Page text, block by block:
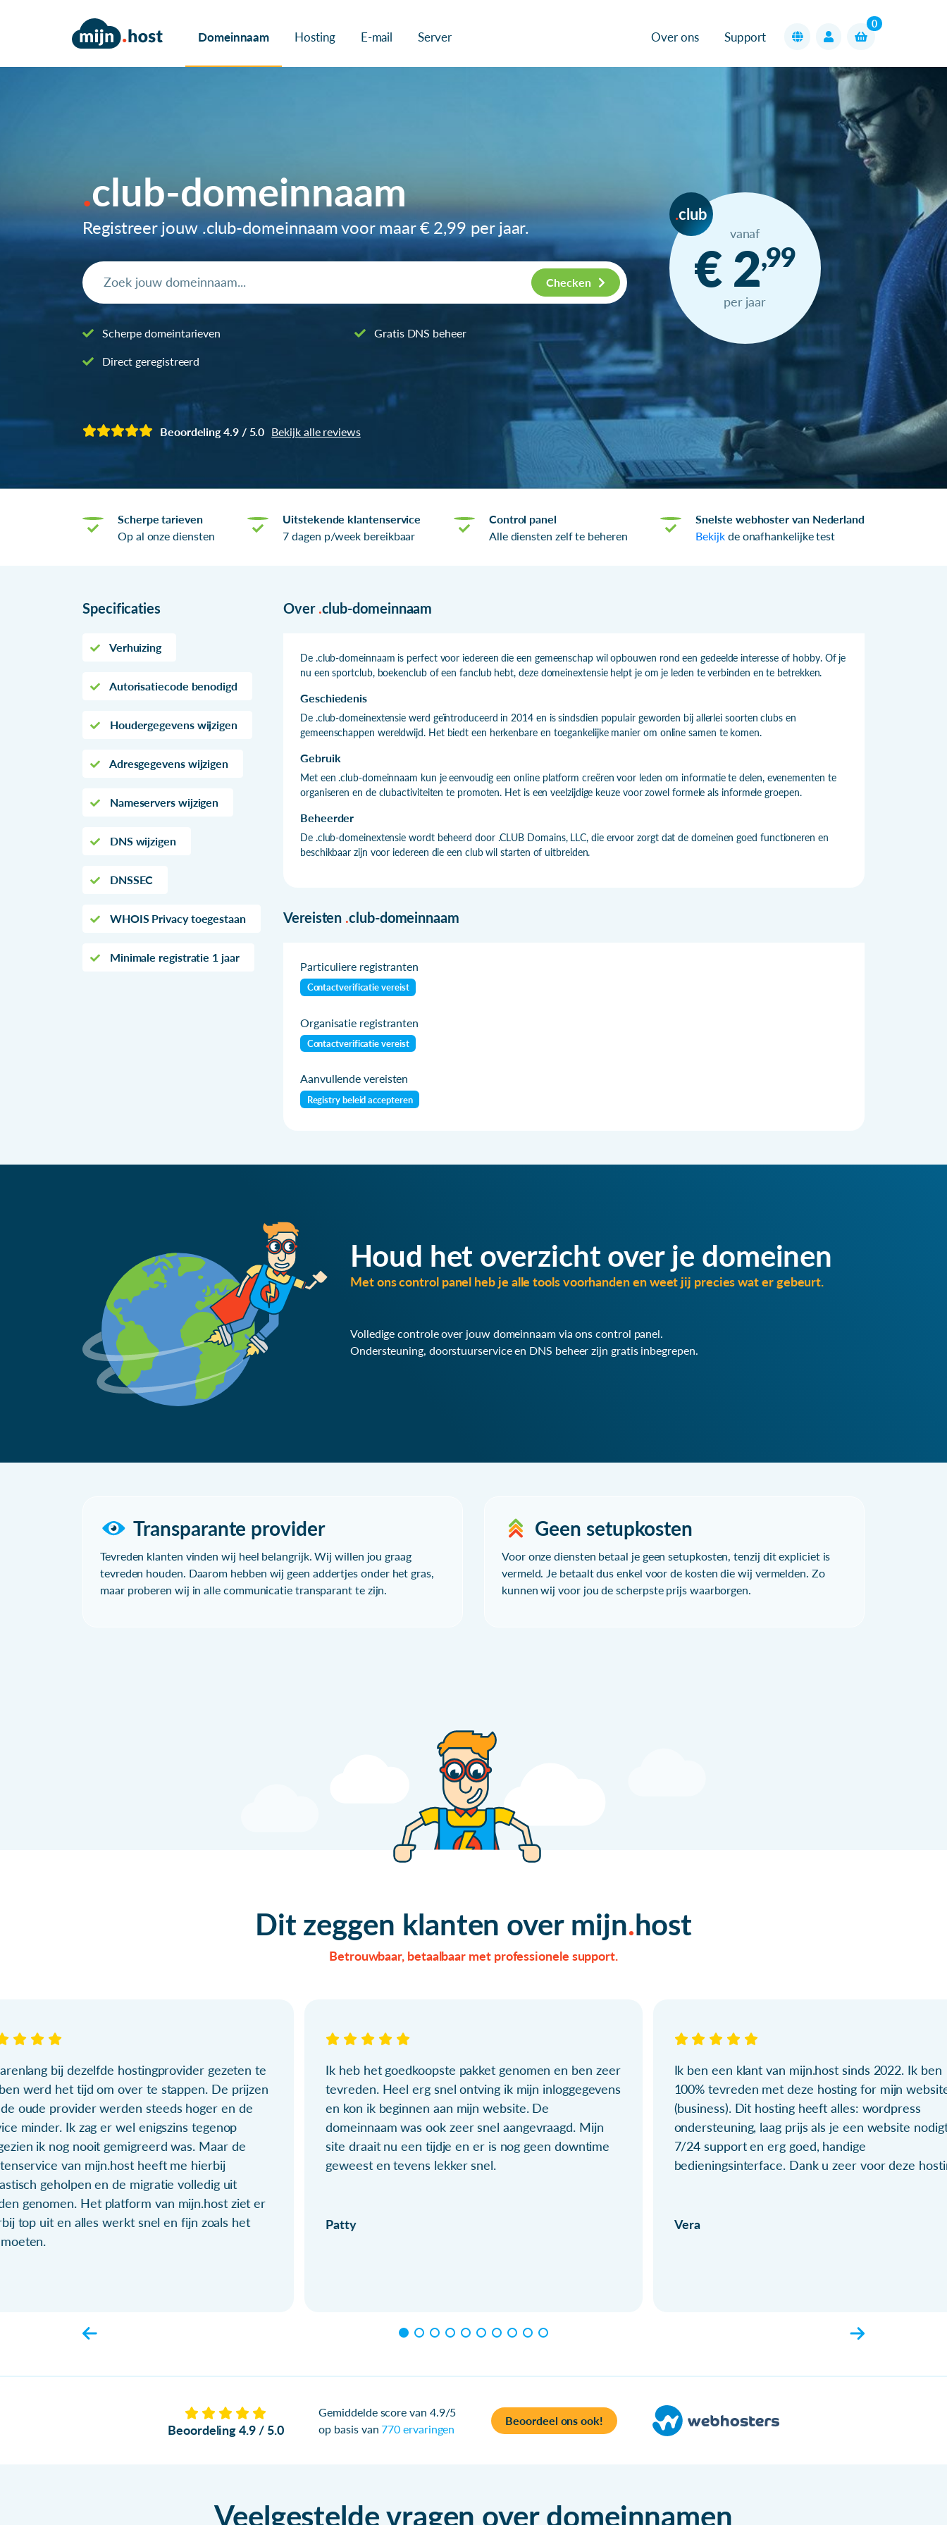
Domeinnaam Hosting E-mail Server Over ons Support
0
club-domeinnaam
Registreer jouw .club-domeinnaam voor maar€ 2,99 per jaar.
Checken
Scherpe domeintarieven
Direct geregistreerd
Gratis DNS beheer
club
vanaf
€ 2,99
per jaar
Beoordeling 4.9 / 5.0 Bekijk alle reviews
Scherpe tarieven
Op al onze diensten
Uitstekende klantenservice
7 dagen p/week bereikbaar
Control panel
Alle diensten zelf te beheren
Snelste webhoster van Nederland
Bekijkde onafhankelijke test
Specificaties
Verhuizing
Autorisatiecode benodigd
Houdergegevens wijzigen
Adresgegevens wijzigen
Nameservers wijzigen
DNS wijzigen
DNSSEC
WHOIS Privacy toegestaan
Minimale registratie 1 jaar
Over .club-domeinnaam
De .club-domeinnaam is perfect voor iedereen die een gemeenschap wil opbouwen rond een gedeelde interesse of hobby. Of je
nu een sportclub, boekenclub of een fanclub hebt, deze domeinextensie helpt je om je leden te verbinden en te betrekken.
Geschiedenis
De .club-domeinextensie werd geïntroduceerd in 2014 en is sindsdien populair geworden bij allerlei soorten clubs en
gemeenschappen wereldwijd. Het biedt een herkenbare en toegankelijke manier om online samen te komen.
Gebruik
Met een .club-domeinnaam kun je eenvoudig een online platform creëren voor leden om informatie te delen, evenementen te
organiseren en de clubactiviteiten te promoten. Het is een veelzijdige keuze voor zowel formele als informele groepen.
Beheerder
De .club-domeinextensie wordt beheerd door .CLUB Domains, LLC, die ervoor zorgt dat de domeinen goed functioneren en
beschikbaar zijn voor iedereen die een club wil starten of uitbreiden.
Vereisten .club-domeinnaam
Particuliere registranten
Contactverificatie vereist
Organisatie registranten
Contactverificatie vereist
Aanvullende vereisten
Registry beleid accepteren
Houd het overzicht over je domeinen
Met ons control panel heb je alle tools voorhanden en weet jij precies wat er gebeurt.
Volledige controle over jouw domeinnaam via ons control panel.
Ondersteuning, doorstuurservice en DNS beheer zijn gratis inbegrepen.
Transparante provider
Tevreden klanten vinden wij heel belangrijk. Wij willen jou graag
tevreden houden. Daarom hebben wij geen addertjes onder het gras,
maar proberen wij in alle communicatie transparant te zijn.
Geen setupkosten
Voor onze diensten betaal je geen setupkosten, tenzij dit expliciet is
vermeld. Je betaalt dus enkel voor de kosten die wij vermelden. Zo
kunnen wij voor jou de scherpste prijs waarborgen.
Dit zeggen klanten over mijn host
Betrouwbaar, betaalbaar met professionele support.
bij dezelfde hostingprovider gezeten te
werd het tijd om over te stappen. De prijzen
oude provider werden steeds hoger en de
minder. Ik zag er wel enigszins tegenop
ik nog nooit gemigreerd was. Maar de
van mijn.host heeft me hierbij
geholpen en de migratie volledig uit
genomen. Het platform van mijn.host ziet er
top uit en alles werkt snel en fijn zoals het
Ik heb het goedkoopste pakket genomen en ben zeer
tevreden. Heel erg snel ontving ik mijn inloggegevens
en kon ik beginnen aan mijn website. De
domeinnaam was ook zeer snel aangevraagd. Mijn
site draait nu een tijdje en er is nog geen downtime
geweest en tevens lekker snel.
Patty
Ik ben een klant van mijn.host sinds 2022. Ik ben
100% tevreden met deze hosting for mijn
(business). Dit hosting heeft alles: wordpress
ondersteuning, laag prijs als je een website
7/24 support en erg goed, handige
bedieningsinterface. Dank u zeer voor deze
Vera
Beoordeling 4.9 / 5.0
Gemiddelde score van 4.9/5
op basis van770 ervaringen
Beoordeel ons ook!
Veelgestelde vragen over domeinnamen